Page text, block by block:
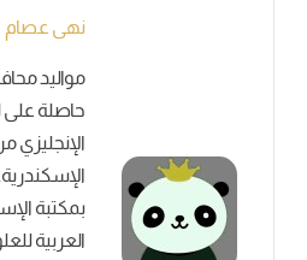
نهى عصام
مواليد
حاصلة
الإنجليزي
بمكتبة
العربية